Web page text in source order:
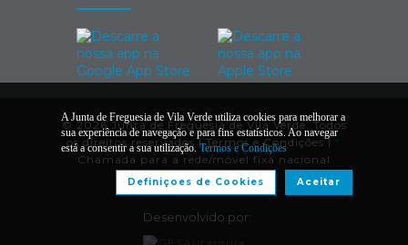
© 2026 Junta de Freguesia de Vila Verde. Todos
os direitos reservados |Termos e Condições| *
Chamada para a rede/móvel fixa nacional
Desenvolvido por:
A Junta de Freguesia de Vila Verde utiliza cookies para melhorar a
sua experiência de navegação e para fins estatísticos. Ao navegar
está a consentir a sua utilização. Termos e Condições
Aceitar
Definiçoes de Cookies